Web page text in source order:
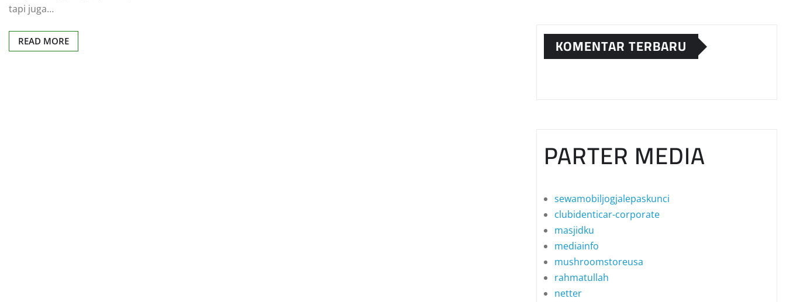
tapi juga…
READ MORE KOMENTAR TERBARU
PARTER MEDIA
sewamobiljogjalepaskunci
clubidenticar-corporate
masjidku
mediainfo
mushroomstoreusa
rahmatullah
netter